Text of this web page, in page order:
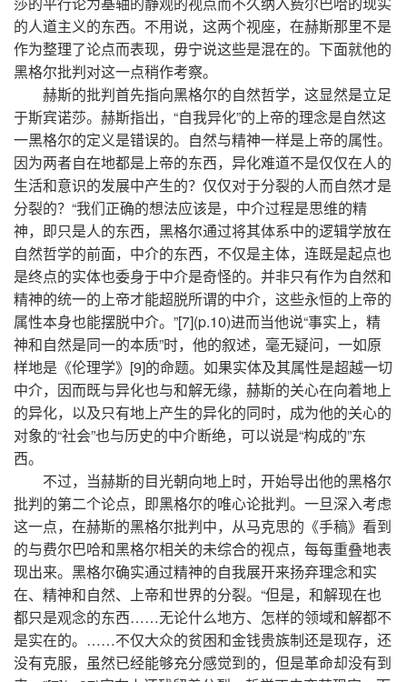
的人道主义的东西。不用说，这两个视座，在赫斯那里不是
作为整理了论点而表现，毋宁说这些是混在的。下面就他的
黑格尔批判对这一点稍作考察。
赫斯的批判首先指向黑格尔的自然哲学，这显然是立足
于斯宾诺莎。赫斯指出，“自我异化”的上帝的理念是自然这
一黑格尔的定义是错误的。自然与精神一样是上帝的属性。
因为两者自在地都是上帝的东西，异化难道不是仅仅在人的
生活和意识的发展中产生的？仅仅对于分裂的人而自然才是
分裂的？“我们正确的想法应该是，中介过程是思维的精
神，即只是人的东西，黑格尔通过将其体系中的逻辑学放在
自然哲学的前面，中介的东西，不仅是主体，连既是起点也
是终点的实体也委身于中介是奇怪的。并非只有作为自然和
精神的统一的上帝才能超脱所谓的中介，这些永恒的上帝的
属性本身也能摆脱中介。”[7](p.10)进而当他说“事实上，精
神和自然是同一的本质”时，他的叙述，毫无疑问，一如原
样地是《伦理学》[9]的命题。如果实体及其属性是超越一切
中介，因而既与异化也与和解无缘，赫斯的关心在向着地上
的异化，以及只有地上产生的异化的同时，成为他的关心的
对象的“社会”也与历史的中介断绝，可以说是“构成的”东
西。
不过，当赫斯的目光朝向地上时，开始导出他的黑格尔
批判的第二个论点，即黑格尔的唯心论批判。一旦深入考虑
这一点，在赫斯的黑格尔批判中，从马克思的《手稿》看到
的与费尔巴哈和黑格尔相关的未综合的视点，每每重叠地表
现出来。黑格尔确实通过精神的自我展开来扬弃理念和实
在、精神和自然、上帝和世界的分裂。“但是，和解现在也
都只是观念的东西……无论什么地方、怎样的领域和解都不
是实在的。……不仅大众的贫困和金钱贵族制还是现存，还
没有克服，虽然已经能够充分感觉到的，但是革命却没有到